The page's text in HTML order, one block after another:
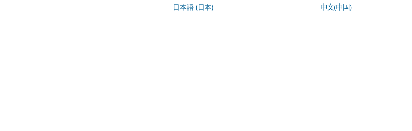
中文(中国)
日本語 (日本)